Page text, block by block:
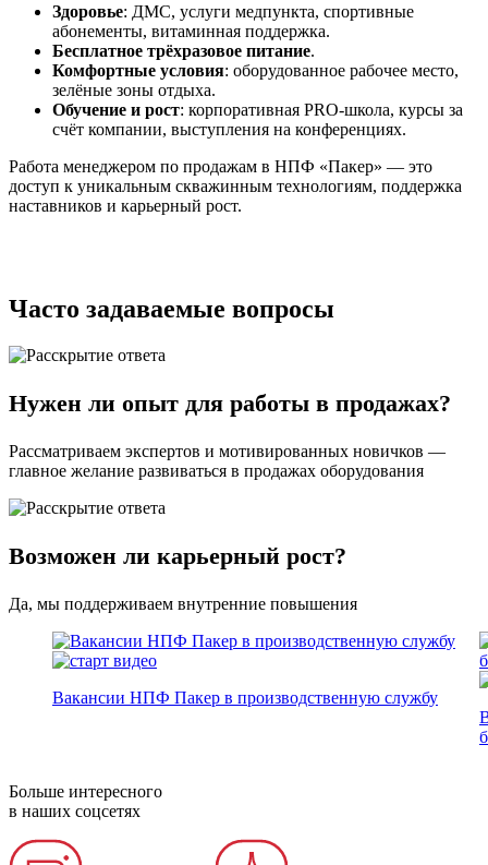
Здоровье: ДМС, услуги медпункта, спортивные
абонементы, витаминная поддержка.
Бесплатное трёхразовое питание.
Комфортные условия: оборудованное рабочее место,
зелёные зоны отдыха.
Обучение и рост: корпоративная PRO-школа, курсы за
счёт компании, выступления на конференциях.
Работа менеджером по продажам в НПФ «Пакер» — это
доступ к уникальным скважинным технологиям, поддержка
наставников и карьерный рост.
Часто задаваемые вопросы
Нужен ли опыт для работы в продажах?
Рассматриваем экспертов и мотивированных новичков —
главное желание развиваться в продажах оборудования
Возможен ли карьерный рост?
Да, мы поддерживаем внутренние повышения
Вакансии НПФ Пакер в производственную службу
Больше интересного
в наших соцсетях